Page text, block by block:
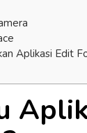
Aplikasi Edit